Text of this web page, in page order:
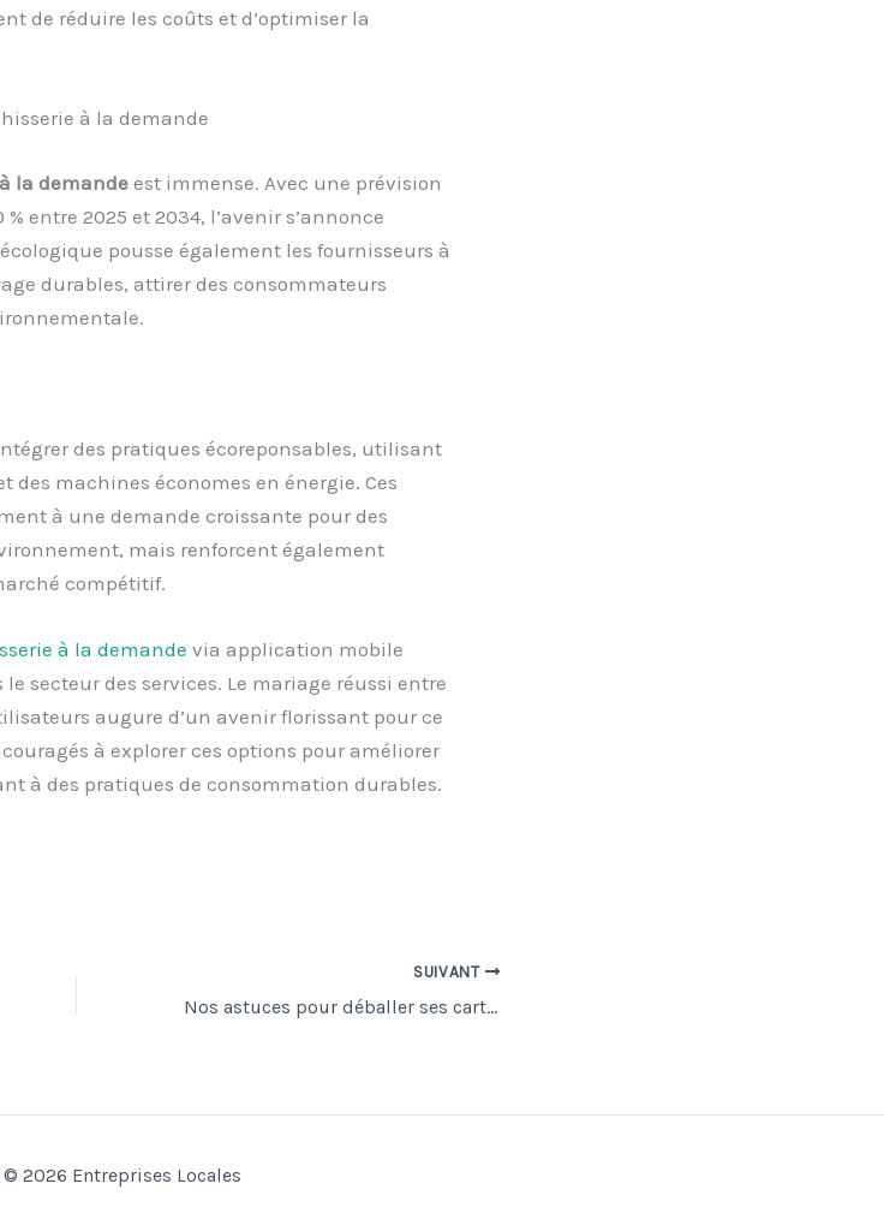
de réduire les coûts et d’optimiser la
à la demande
la demandeest immense. Avec une prévision
entre 2025 et 2034, l’avenir s’annonce
pousse également les fournisseurs à
durables, attirer des consommateurs
des pratiques écoreponsables, utilisant
des machines économes en énergie. Ces
à une demande croissante pour des
mais renforcent également
compétitif.
à la demande via application mobile
secteur des services. Le mariage réussi entre
augure d’un avenir florissant pour ce
à explorer ces options pour améliorer
à des pratiques de consommation durables.
SUIVANT
Nos astuces pour déballer ses cartons efficacement
2026 Entreprises Locales